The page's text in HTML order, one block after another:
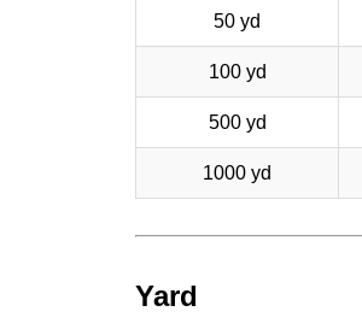
50 yd
100 yd
500 yd
1000 yd
Yard